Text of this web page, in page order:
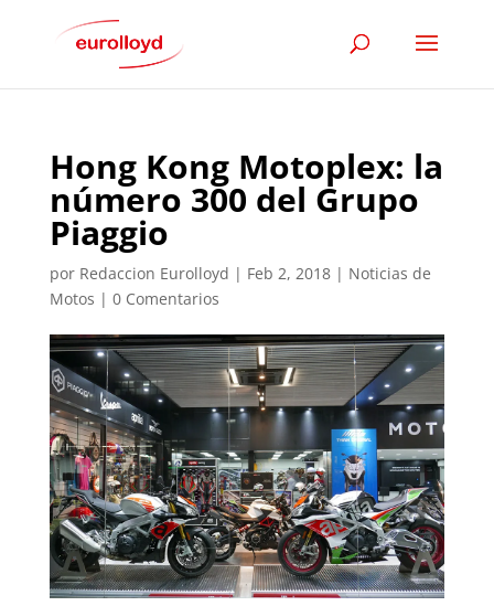
Hong Kong Motoplex: la
número 300 del Grupo
Piaggio
por Redaccion Eurolloyd | Feb 2, 2018| Noticias de
Motos | 0 Comentarios